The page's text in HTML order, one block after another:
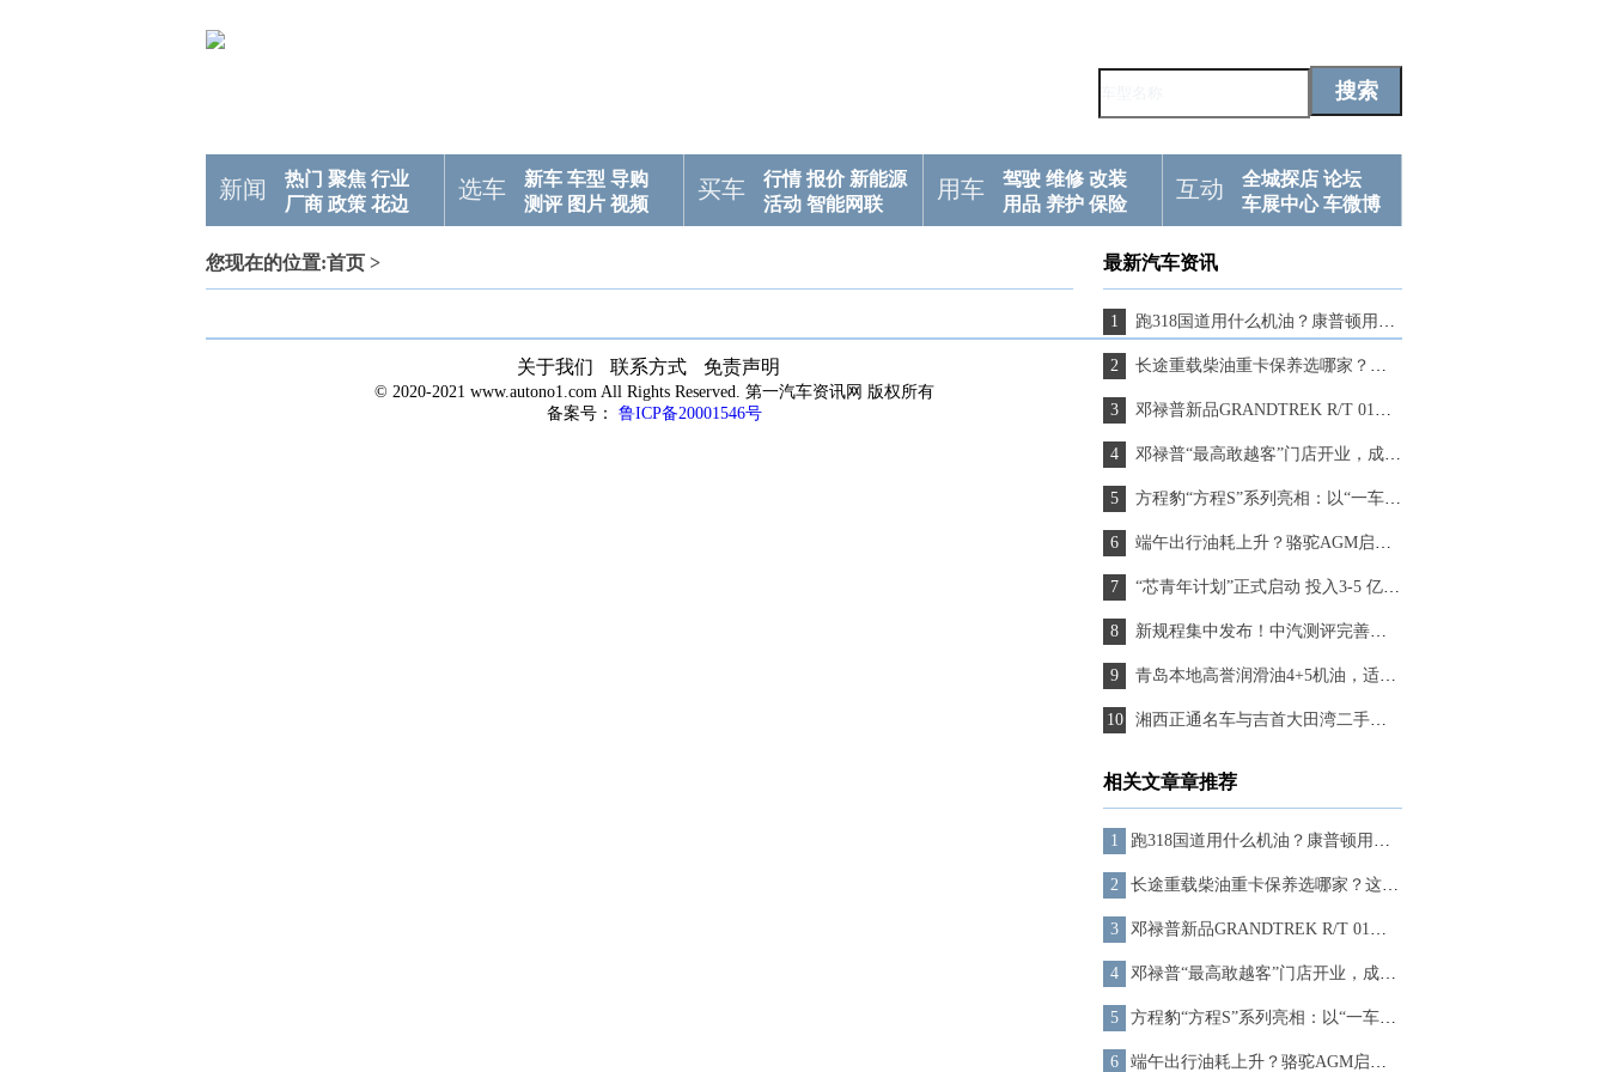
新闻 热门 聚焦 行业
厂商 政策 花边
选车 新车 车型 导购
测评 图片 视频
买车 行情 报价 新能源
活动 智能网联
用车 驾驶 维修 改装
用品 养护 保险
互动 全城探店 论坛
车展中心 车微博
您现在的位置:首页 > 最新汽车资讯
跑318国道用什么机油？康普顿用极限挑战证明实力
长途重载柴油重卡保养选哪家？这家国产“隐形冠军”值得推荐
邓禄普新品GRANDTREK R/T 01，完成了318路线的严苛检验
邓禄普“最高敢越客”门店开业，成就世界屋脊上的新坐标！
方程豹“方程S”系列亮相：以“一车多形态”回应个性出行新需求
端午出行油耗上升？骆驼AGM启停电池助力节油最高达5%
“芯青年计划”正式启动 投入3-5 亿元专项资金，以真实产业场景托举青年梦想
新规程集中发布！中汽测评完善升级全场景测评体系
青岛本地高誉润滑油4+5机油，适配高原环境，青岛车主选购必备
湘西正通名车与吉首大田湾二手汽车交易市场维修服务中心正式启动
相关文章章推荐
跑318国道用什么机油？康普顿用极限挑战证明实力
长途重载柴油重卡保养选哪家？这家国产“隐形冠军”值得推荐
邓禄普新品GRANDTREK R/T 01，完成了318路线的严苛检验
邓禄普“最高敢越客”门店开业，成就世界屋脊上的新坐标！
方程豹“方程S”系列亮相：以“一车多形态”回应个性出行新需求
端午出行油耗上升？骆驼AGM启停电池助力节油最高达5%
关于我们 联系方式 免责声明
© 2020-2021 www.autono1.com All Rights Reserved. 第一汽车资讯网 版权所有
备案号：
鲁ICP备20001546号